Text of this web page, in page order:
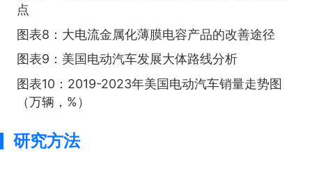
点
图表8：大电流金属化薄膜电容产品的改善途径
图表9：美国电动汽车发展大体路线分析
图表10：2019-2023年美国电动汽车销量走势图
（万辆，%）
研究方法